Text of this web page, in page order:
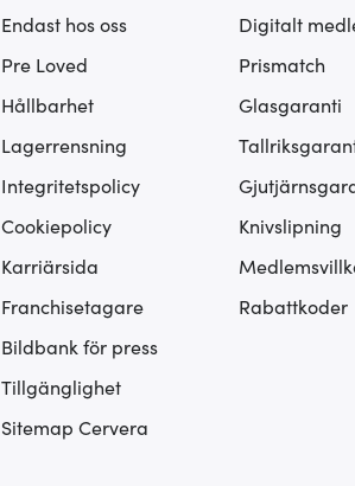
Endast hos oss
Pre Loved
Hållbarhet
Lagerrensning
Integritetspolicy
Cookiepolicy
Karriärsida
Franchisetagare
Bildbank för press
Tillgänglighet
Sitemap Cervera
Digitalt
Prismatch
Glasgaranti
Knivslipning
Rabattkoder